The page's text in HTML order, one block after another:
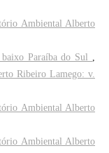
Ambiental Alberto
Paraíba do Sul
Ribeiro Lamego: v.
Ambiental Alberto
Ambiental Alberto